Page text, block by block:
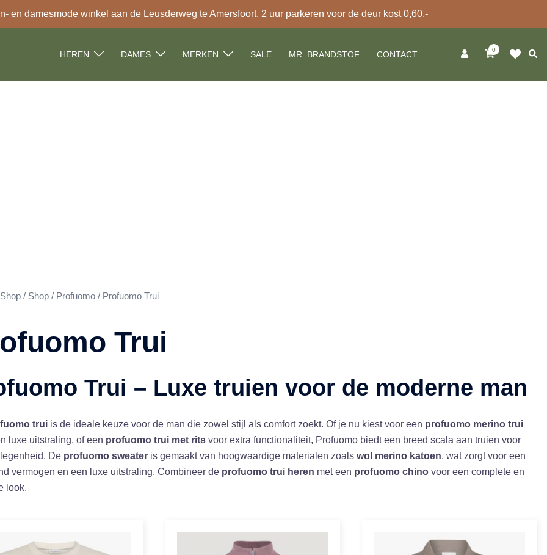
en damesmode winkel aan de Leusderweg te Amersfoort. 2 uur parkeren voor de deur kost 0,60.-
HEREN DAMES MERKEN SALE MR. BRANDSTOF CONTACT 0
Shop / Shop / Profuomo / Profuomo Trui
Trui
Trui – Luxe truien voor de moderne man
trui is de ideale keuze voor de man die zowel stijl als comfort zoekt. Of je nu kiest voor een profuomo merino trui
luxe uitstraling, of een profuomo trui met rits voor extra functionaliteit, Profuomo biedt een breed scala aan truien voor
De profuomo sweater is gemaakt van hoogwaardige materialen zoals wol merino katoen, wat zorgt voor een
vermogen en een luxe uitstraling. Combineer de profuomo trui heren met een profuomo chino voor een complete en
look.